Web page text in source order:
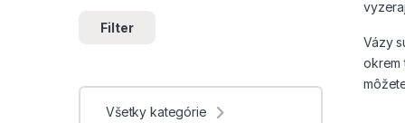
Vázy
okrem
Filter
Všetky kategórie